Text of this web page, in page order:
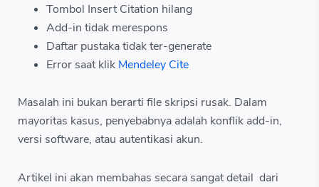
Tombol Insert Citation hilang
Add-in tidak merespons
Daftar pustaka tidak ter-generate
Error saat klik Mendeley Cite
Masalah ini bukan berarti file skripsi rusak. Dalam
mayoritas kasus, penyebabnya adalah konflik add-in,
versi software, atau autentikasi akun.
Artikel ini akan membahas secara sangat detail dari